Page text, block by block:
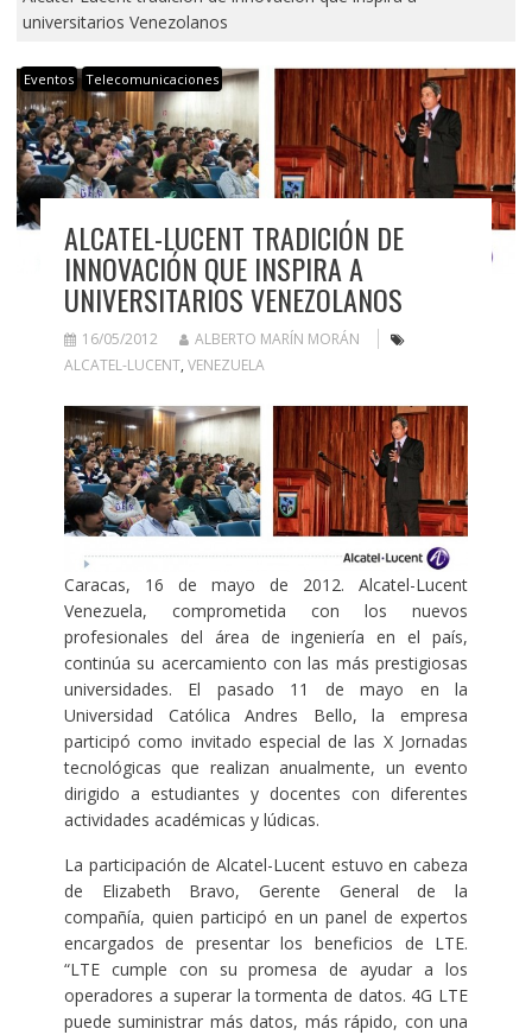
universitarios Venezolanos
Eventos Telecomunicaciones
ALCATEL-LUCENT TRADICIÓN DE
INNOVACIÓN QUE INSPIRA A
UNIVERSITARIOS VENEZOLANOS
16/05/2012
ALBERTO MARÍN MORÁN
ALCATEL-LUCENT, VENEZUELA
Caracas, 16 de mayo de 2012. Alcatel-Lucent
Venezuela, comprometida con los nuevos
profesionales del área de ingeniería en el país,
continúa su acercamiento con las más prestigiosas
universidades. El pasado 11 de mayo en la
Universidad Católica Andres Bello, la empresa
participó como invitado especial de las X Jornadas
tecnológicas que realizan anualmente, un evento
dirigido a estudiantes y docentes con diferentes
actividades académicas y lúdicas.
La participación de Alcatel-Lucent estuvo en cabeza
de Elizabeth Bravo, Gerente General de la
compañía, quien participó en un panel de expertos
encargados de presentar los beneficios de LTE.
“LTE cumple con su promesa de ayudar a los
operadores a superar la tormenta de datos. 4G LTE
puede suministrar más datos, más rápido, con una